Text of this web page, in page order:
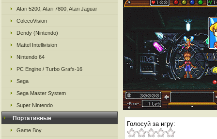
Atari 5200, Atari 7800, Atari Jaguar
ColecoVision
Dendy (Nintendo)
Mattel Intellivision
Nintendo 64
PC Engine / Turbo Grafx-16
Sega
Sega Master System
Super Nintendo
Портативные
Game Boy
Голосуй за игру: